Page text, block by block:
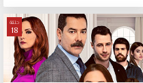
حلقة
18